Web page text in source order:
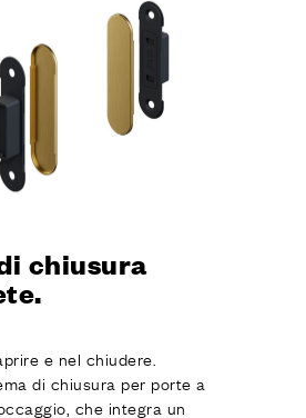
chiusura
e nel chiudere.
di chiusura per porte a
che integra un